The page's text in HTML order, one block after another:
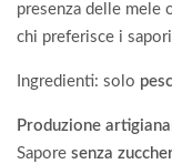
presenza delle mele
chi preferisce i
Ingredienti: solo
Produzione
Sapore senza